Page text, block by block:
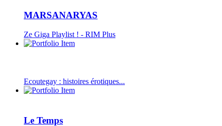
MARSANARYAS
Ze Giga Playlist ! - RIM Plus
Ecoutegay : histoires érotiques...
Le Temps